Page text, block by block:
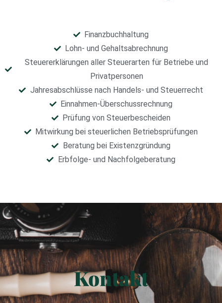
Finanzbuchhaltung
Lohn- und Gehaltsabrechnung
Steuererklärungen aller Steuerarten für Betriebe und
Privatpersonen
Jahresabschlüsse nach Handels- und Steuerrecht
Einnahmen-Überschussrechnung
Prüfung von Steuerbescheiden
Mitwirkung bei steuerlichen Betriebsprüfungen
Beratung bei Existenzgründung
Erbfolge- und Nachfolgeberatung
Kontakt